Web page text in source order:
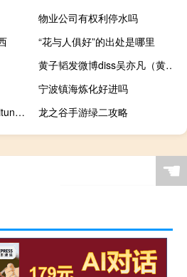
物业公司有权利停水吗
“花与人俱好”的出处是哪里
黄子韬发微博diss吴亦凡（黄子韬微博骂吴亦凡）
宁波镇海炼化好进吗
苹果6siphone已停用连接itunes怎么解锁（苹果6s已停用连接itunes怎么办）
龙之谷手游绿二攻略
☚